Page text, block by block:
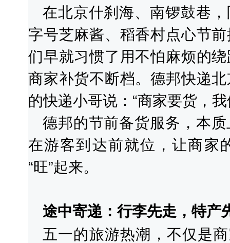
在北京什刹海、南锣鼓巷
字号芝麻酱、稻香村点心节
们早就习惯了用不怕麻烦的
商家补货不断档。德邦快递
的快递小哥说：“商家要货，
德邦的节前备货服务，本
在游客到达前就位，让商家
“旺”起来。
途中寄递：行李先走，特产
五一的旅游热潮，不仅是